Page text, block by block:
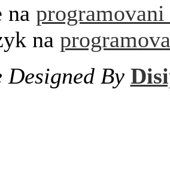
na programovani
na
Designed By